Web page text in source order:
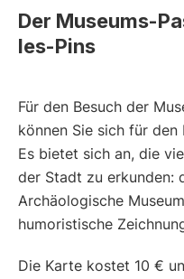
Der Museums-
les-Pins
Für den Besuch der
können Sie sich für den
Es bietet sich an, die
der Stadt zu erkunden:
Archäologische
humoristische
Die Karte kostet 10 €